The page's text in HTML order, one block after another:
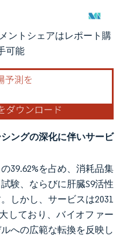
BY 4.0の表示が必要です。
ントシェアはレポート購
可能
ングの深化に伴いサービ
39.62%を占め、消耗品集
験、ならびに肝臓S9活性
しかし、サービスは2031
しており、バイオファー
への広範な転換を反映し